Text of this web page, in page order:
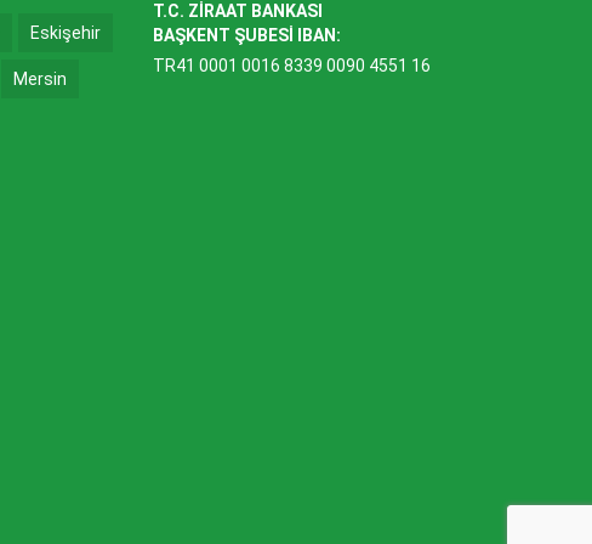
Eskişehir
Mersin
T.C. ZİRAAT BANKASI
BAŞKENT ŞUBESİ IBAN:
TR41 0001 0016 8339 0090 4551 16